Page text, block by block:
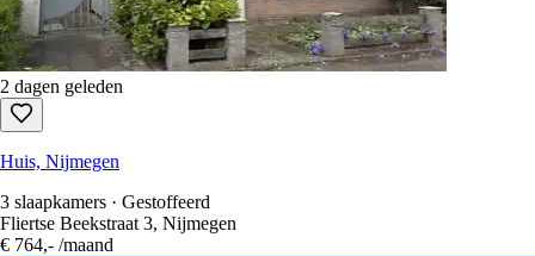
2 dagen geleden
Huis, Nijmegen
3 slaapkamers · Gestoffeerd
Fliertse Beekstraat 3, Nijmegen
€ 764,- /maand